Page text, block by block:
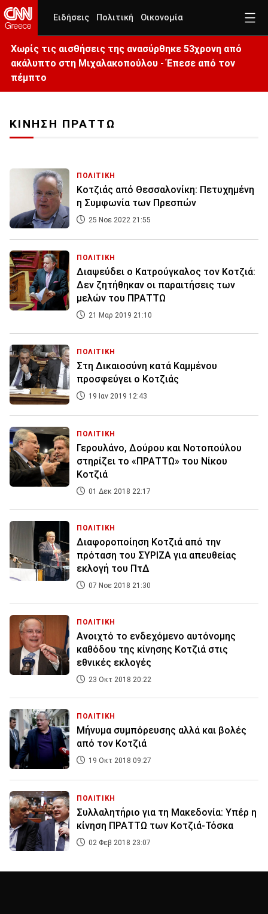
Ειδήσεις Πολιτική Οικονομία
Χωρίς τις αισθήσεις της ανασύρθηκε 53χρονη από
ακάλυπτο στη Μιχαλακοπούλου - Έπεσε από τον
πέμπτο
ΚΙΝΗΣΗ ΠΡΑΤΤΩ
ΠΟΛΙΤΙΚΗ
Κοτζιάς από Θεσσαλονίκη: Πετυχημένη
η Συμφωνία των Πρεσπών
25 Νοε 2022 21:55
ΠΟΛΙΤΙΚΗ
Διαψεύδει ο Κατρούγκαλος τον Κοτζιά:
Δεν ζητήθηκαν οι παραιτήσεις των
μελών του ΠΡΑΤΤΩ
21 Μαρ 2019 21:10
ΠΟΛΙΤΙΚΗ
Στη Δικαιοσύνη κατά Καμμένου
προσφεύγει ο Kοτζιάς
19 Ιαν 2019 12:43
ΠΟΛΙΤΙΚΗ
Γερουλάνο, Δούρου και Νοτοπούλου
στηρίζει το «ΠΡΑΤΤΩ» του Νίκου
Κοτζιά
01 Δεκ 2018 22:17
ΠΟΛΙΤΙΚΗ
Διαφοροποίηση Κοτζιά από την
πρόταση του ΣΥΡΙΖΑ για απευθείας
εκλογή του ΠτΔ
07 Νοε 2018 21:30
ΠΟΛΙΤΙΚΗ
Ανοιχτό το ενδεχόμενο αυτόνομης
καθόδου της κίνησης Κοτζιά στις
εθνικές εκλογές
23 Οκτ 2018 20:22
ΠΟΛΙΤΙΚΗ
Μήνυμα συμπόρευσης αλλά και βολές
από τον Κοτζιά
19 Οκτ 2018 09:27
ΠΟΛΙΤΙΚΗ
Συλλαλητήριο για τη Μακεδονία: Υπέρ η
κίνηση ΠΡΑΤΤΩ των Κοτζιά-Τόσκα
02 Φεβ 2018 23:07